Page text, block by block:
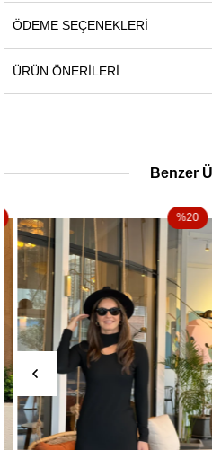
ÖDEME SEÇENEKLERI
ÜRÜN ÖNERILERI
Benzer
%20